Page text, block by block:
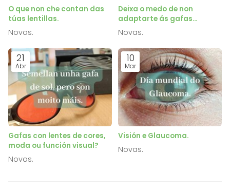
O que non che contan das
túas lentillas.
Novas.
Deixa o medo de non
adaptarte ás gafas
progresivas.
Novas.
21
Abr
Gafas con lentes de cores,
moda ou función visual?
Novas.
10
Mar
Visión e Glaucoma.
Novas.